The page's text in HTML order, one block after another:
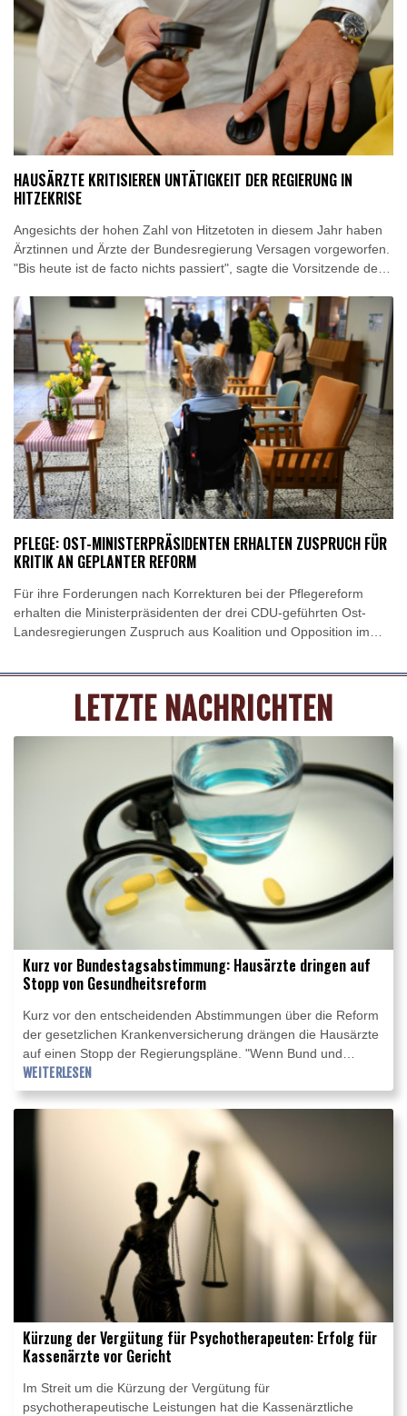
Dresden
16 °C Wien
23 °C
Salzburg
19 °C
Baden-Baden
13 °C
Hitze und Niedrigwasser: Städte- und Gemeindebund fordert
"nationalen Kraftakt"
Infantinos Investorenplan: FIFA-Experte fordert Aufarbeitung
Biathlon-Olympiasieger Jacquelin wird Teilzeit-Radprofi
Kircher: VAR nicht "zu kleinteilig" einsetzen
Kreise: Türkei will mit Pakistan und Saudi-Arabien
Verteidigungspakt schließen
Sprengstoff-Drohne am Leipziger Flughafen:
HAUSÄRZTE KRITISIEREN UNTÄTIGKEIT DER REGIERUNG IN
HITZEKRISE
Angesichts der hohen Zahl von Hitzetoten in diesem Jahr haben
Ärztinnen und Ärzte der Bundesregierung Versagen vorgeworfen.
"Bis heute ist de facto nichts passiert", sagte die Vorsitzende des
Göpfarth, der "Rheinischen Post" (Freitagsausgabe). Sie äußerte
sich anlässlich der Bekanntgabe neuer Daten des Robert-Koch-
Instituts (RKI), wonach in diesem Jahr in Deutschland bereits fast
12.000 Hitzetote zu verzeichnen sind.
PFLEGE: OST-MINISTERPRÄSIDENTEN ERHALTEN ZUSPRUCH FÜR
KRITIK AN GEPLANTER REFORM
Für ihre Forderungen nach Korrekturen bei der Pflegereform
erhalten die Ministerpräsidenten der drei CDU-geführten Ost-
Landesregierungen Zuspruch aus Koalition und Opposition im
warnten am Montag insbesondere vor Einschnitten bei
Audretsch warf der Bundesregierung vor, pflegende Angehörige
LETZTE NACHRICHTEN
Kurz vor Bundestagsabstimmung: Hausärzte dringen auf
Stopp von Gesundheitsreform
Kurz vor den entscheidenden Abstimmungen über die Reform
der gesetzlichen Krankenversicherung drängen die Hausärzte
auf einen Stopp der Regierungspläne. "Wenn Bund und
Länder auch weiterhin eine gute hausärztliche Versorgung für
ihre Bürgerinnen und Bürger wollen, dann muss dieses Gesetz
aufgehalten werden", sagte die Vorsitzende des
Hausärztinnen- und Hausärzteverbandes, Nicola Buhlinger-
Göpfarth, der "Rheinischen Post". Bundestag und Bundesrat
stimmen am Freitag über das Reformgesetz ab.
WEITERLESEN
Kürzung der Vergütung für Psychotherapeuten: Erfolg für
Kassenärzte vor Gericht
Im Streit um die Kürzung der Vergütung für
psychotherapeutische Leistungen hat die Kassenärztliche